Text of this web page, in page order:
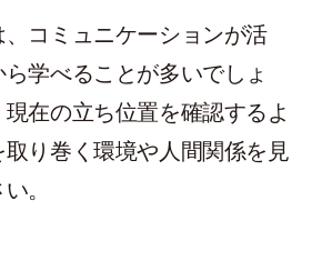
コミュニケーションが活
学べることが多いでしょ
在の立ち位置を確認するよ
取り巻く環境や人間関係を見
。